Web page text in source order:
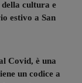
cultura e
estivo a San
Covid, è una
un codice a